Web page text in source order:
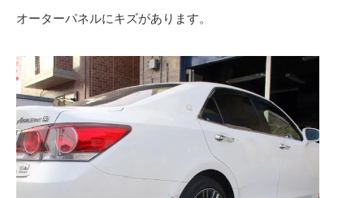
オーターパネルにキズがあります。